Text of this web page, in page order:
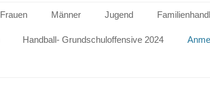
Frauen Männer Jugend
Handball- Grundschuloffensive 2024